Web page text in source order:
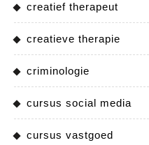
creatief therapeut
creatieve therapie
criminologie
cursus social media
cursus vastgoed